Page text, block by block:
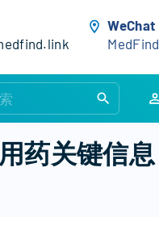
WeChat
MedFind
e
r
药关键信息